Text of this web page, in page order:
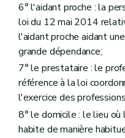
6° l'aidant proche : la
loi du 12 mai 2014
l'aidant proche aidant
grande dépendance;
7° le prestataire : le
référence à la loi
l'exercice des
8° le domicile : le lieu
habite de manière